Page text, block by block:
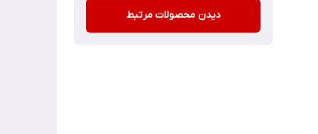
دیدن محصولات مرتبط